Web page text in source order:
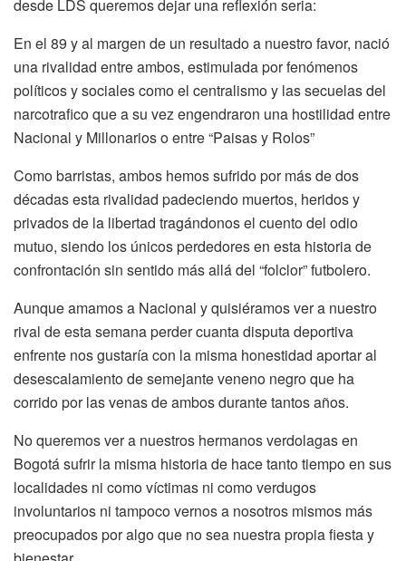
desde LDS queremos dejar una reflexión seria:
En el 89 y al margen de un resultado a nuestro favor, nació
una rivalidad entre ambos, estimulada por fenómenos
políticos y sociales como el centralismo y las secuelas del
narcotrafico que a su vez engendraron una hostilidad entre
Nacional y Millonarios o entre “Paisas y Rolos”
Como barristas, ambos hemos sufrido por más de dos
décadas esta rivalidad padeciendo muertos, heridos y
privados de la libertad tragándonos el cuento del odio
mutuo, siendo los únicos perdedores en esta historia de
confrontación sin sentido más allá del “folclor” futbolero.
Aunque amamos a Nacional y quisiéramos ver a nuestro
rival de esta semana perder cuanta disputa deportiva
enfrente nos gustaría con la misma honestidad aportar al
desescalamiento de semejante veneno negro que ha
corrido por las venas de ambos durante tantos años.
No queremos ver a nuestros hermanos verdolagas en
Bogotá sufrir la misma historia de hace tanto tiempo en sus
localidades ni como víctimas ni como verdugos
involuntarios ni tampoco vernos a nosotros mismos más
preocupados por algo que no sea nuestra propia fiesta y